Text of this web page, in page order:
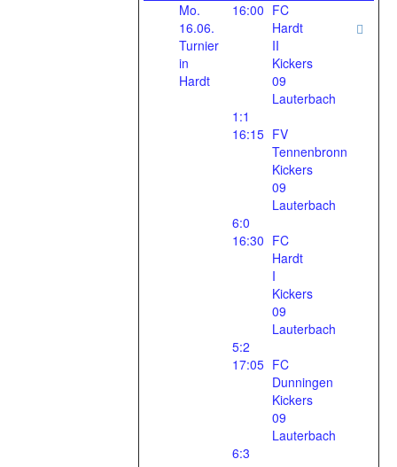
Mo.
16.06.
Turnier
in
Hardt
16:00 FC
Hardt
II
Kickers
09
Lauterbach
1:1
16:15 FV
Tennenbronn
Kickers
09
Lauterbach
6:0
16:30 FC
Hardt
I
Kickers
09
Lauterbach
5:2
17:05 FC
Dunningen
Kickers
09
Lauterbach
6:3